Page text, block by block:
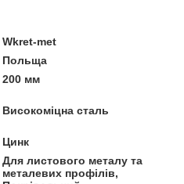
Wkret-met
Польща
200 мм
Високоміцна сталь
Цинк
Для листового металу та
металевих профілів,